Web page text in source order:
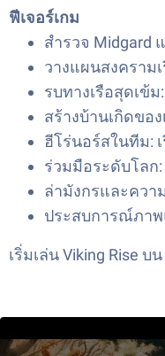
ฟีเจอร์เกม
สำรวจ Midgard
วางแผนสงคราม
รบทางเรือสุดเข้
สร้างบ้านเกิดขอ
ฮีโร่นอร์สในทีม:
ร่วมมือระดับโลก
ล่ามังกรและคว
ประสบการณ์ภา
เริ่มเล่น Viking Rise